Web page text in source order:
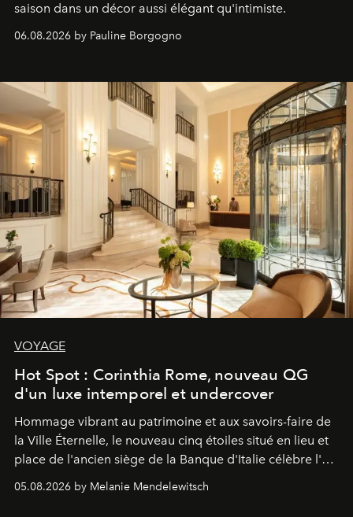
saison dans un décor aussi élégant qu'intimiste.
06.08.2026 by Pauline Borgogno
VOYAGE
Hot Spot : Corinthia Rome, nouveau QG
d'un luxe intemporel et undercover
Hommage vibrant au patrimoine et aux savoirs-faire de
la Ville Éternelle, le nouveau cinq étoiles situé en lieu et
place de l'ancien siège de la Banque d'Italie célèbre l'art
de vivre Romain dans toute son élégance intemporelle.
05.08.2026 by Melanie Mendelewitsch